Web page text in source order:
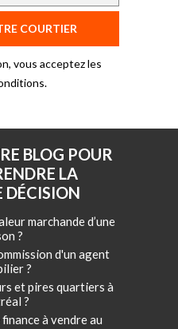
vous acceptez les
BLOG POUR
LA
DÉCISION
marchande d’une
?
d'un agent
?
et pires quartiers à
?
à vendre au